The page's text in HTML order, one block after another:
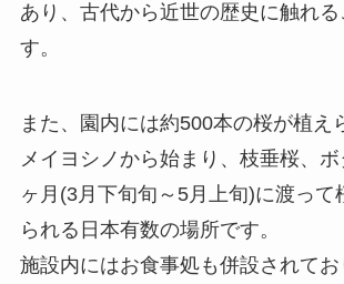
あり、古代から近世の歴史に触れる
す。
また、園内には約500本の桜が植え
メイヨシノから始まり、枝垂桜、
ヶ月(3月下旬旬～5月上旬)に渡って
られる日本有数の場所です。
施設内にはお食事処も併設されて